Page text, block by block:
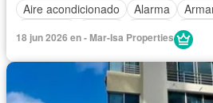
Aire acondicionado
Alarma
Cocina equipada
Electricidad
Garita de guardianía
Internet
Terraza
Vista panorámica Wifi
18 jun 2026 en - Mar-Isa Properties